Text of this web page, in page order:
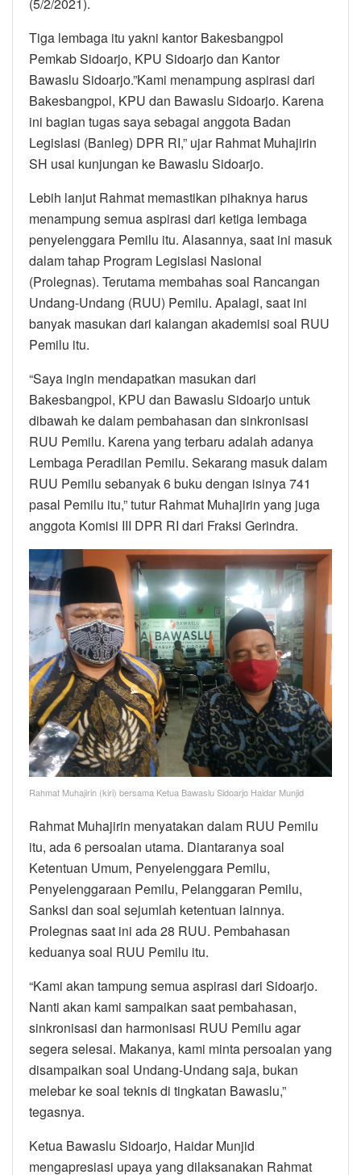
Tiga lembaga itu yakni kantor Bakesbangpol
Pemkab Sidoarjo, KPU Sidoarjo dan Kantor
Bawaslu Sidoarjo.”Kami menampung aspirasi dari
Bakesbangpol, KPU dan Bawaslu Sidoarjo. Karena
ini bagian tugas saya sebagai anggota Badan
Legislasi (Banleg) DPR RI,” ujar Rahmat Muhajirin
SH usai kunjungan ke Bawaslu Sidoarjo.
Lebih lanjut Rahmat memastikan pihaknya harus
menampung semua aspirasi dari ketiga lembaga
penyelenggara Pemilu itu. Alasannya, saat ini masuk
dalam tahap Program Legislasi Nasional
(Prolegnas). Terutama membahas soal Rancangan
Undang-Undang (RUU) Pemilu. Apalagi, saat ini
banyak masukan dari kalangan akademisi soal RUU
Pemilu itu.
“Saya ingin mendapatkan masukan dari
Bakesbangpol, KPU dan Bawaslu Sidoarjo untuk
dibawah ke dalam pembahasan dan sinkronisasi
RUU Pemilu. Karena yang terbaru adalah adanya
Lembaga Peradilan Pemilu. Sekarang masuk dalam
RUU Pemilu sebanyak 6 buku dengan isinya 741
pasal Pemilu itu,” tutur Rahmat Muhajirin yang juga
anggota Komisi III DPR RI dari Fraksi Gerindra.
Rahmat Muhajirin (kiri) bersama Ketua Bawaslu Sidoarjo Haidar Munjid
Rahmat Muhajirin menyatakan dalam RUU Pemilu
itu, ada 6 persoalan utama. Diantaranya soal
Ketentuan Umum, Penyelenggara Pemilu,
Penyelenggaraan Pemilu, Pelanggaran Pemilu,
Sanksi dan soal sejumlah ketentuan lainnya.
Prolegnas saat ini ada 28 RUU. Pembahasan
keduanya soal RUU Pemilu itu.
“Kami akan tampung semua aspirasi dari Sidoarjo.
Nanti akan kami sampaikan saat pembahasan,
sinkronisasi dan harmonisasi RUU Pemilu agar
segera selesai. Makanya, kami minta persoalan yang
disampaikan soal Undang-Undang saja, bukan
melebar ke soal teknis di tingkatan Bawaslu,”
tegasnya.
Ketua Bawaslu Sidoarjo, Haidar Munjid
mengapresiasi upaya yang dilaksanakan Rahmat